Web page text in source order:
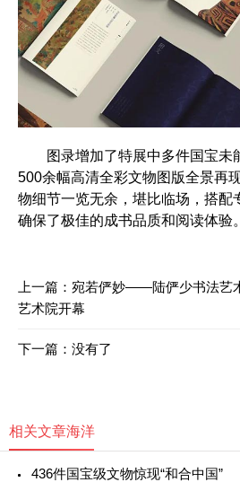
图录增加了特展中多件国宝未能
500余幅高清全彩文物图版全景再
物细节一览无余，堪比临场，搭配
确保了极佳的成书品质和阅读体验。
上一篇： 宛若俨妙——陆俨少书法艺
艺术院开幕
下一篇：没有了
相关文章海洋
436件国宝级文物惊现“和合中国”